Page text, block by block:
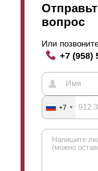
вопрос
Или
+7 (958)
+7